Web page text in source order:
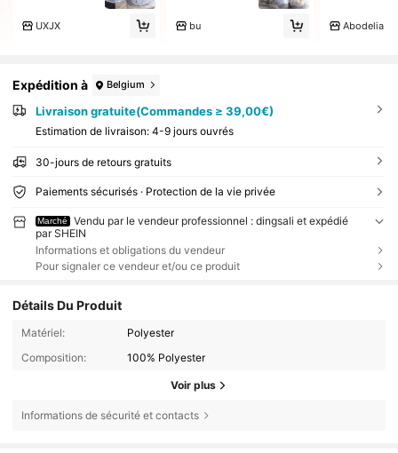
UXJX bu Abodelia
Expédition à Belgium
Livraison gratuite(Commandes ≥ 39,00€)
Estimation de livraison: 4-9 jours ouvrés
30-jours de retours gratuits
Paiements sécurisés · Protection de la vie privée
Marché
Vendu par le vendeur professionnel : dingsali et expédié
par SHEIN
Informations et obligations du vendeur
Pour signaler ce vendeur et/ou ce produit
Détails Du Produit
Matériel:
Polyester
Composition:
100% Polyester
Voir plus
Informations de sécurité et contacts